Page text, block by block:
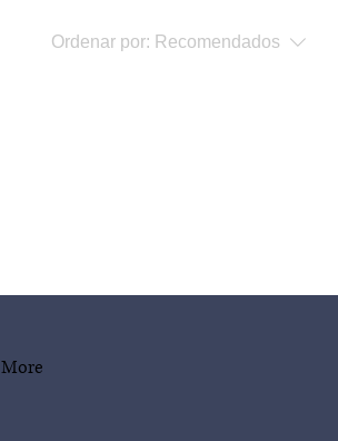
Ordenar por: Recomendados
More